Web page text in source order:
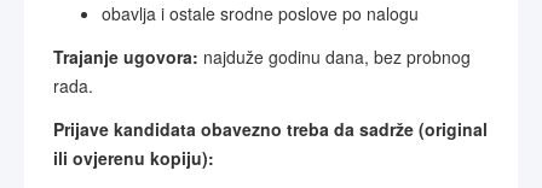
obavlja i ostale srodne poslove po nalogu
Trajanje ugovora: najduže godinu dana, bez probnog
rada.
Prijave kandidata obavezno treba da sadrže (original
ili ovjerenu kopiju):